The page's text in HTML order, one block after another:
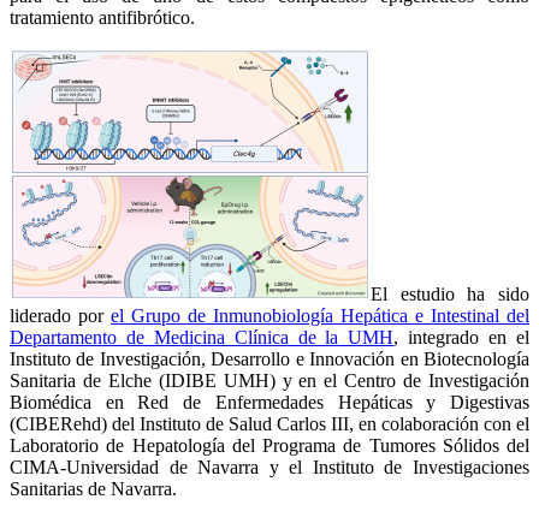
tratamiento antifibrótico.
El estudio ha sido
liderado por el Grupo de Inmunobiología Hepática e Intestinal del
Departamento de Medicina Clínica de la UMH, integrado en el
Instituto de Investigación, Desarrollo e Innovación en Biotecnología
Sanitaria de Elche (IDIBE UMH) y en el Centro de Investigación
Biomédica en Red de Enfermedades Hepáticas y Digestivas
(CIBERehd) del Instituto de Salud Carlos III, en colaboración con el
Laboratorio de Hepatología del Programa de Tumores Sólidos del
CIMA-Universidad de Navarra y el Instituto de Investigaciones
Sanitarias de Navarra.